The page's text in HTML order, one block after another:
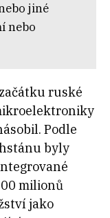
jiné
nebo
ruské
Podle
byly
milionů
jako